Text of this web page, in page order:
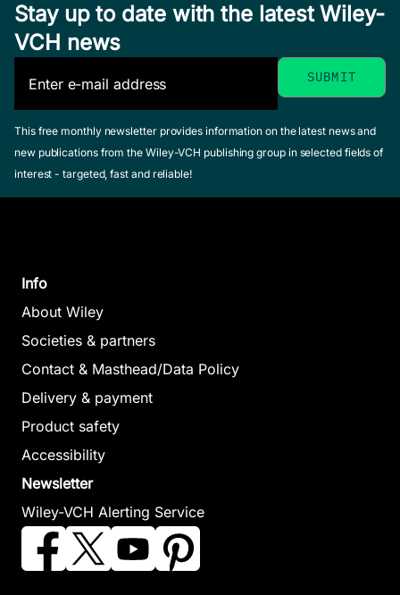
Stay up to date with the latest Wiley-
VCH news
This free monthly newsletter provides information on the latest news and
new publications from the Wiley-VCH publishing group in selected fields of
interest - targeted, fast and reliable!
Info
About Wiley
Societies & partners
Contact & Masthead/Data Policy
Delivery & payment
Product safety
Accessibility
Newsletter
Wiley-VCH Alerting Service